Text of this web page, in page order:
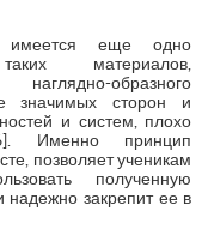
имеется еще одно
материалов,
образного
значимых сторон и
и систем, плохо
Именно принцип
позволяет ученикам
полученную
закрепит ее в